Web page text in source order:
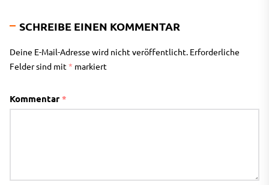
SCHREIBE EINEN KOMMENTAR
Deine E-Mail-Adresse wird nicht veröffentlicht. Erforderliche
Felder sind mit* markiert
Kommentar *